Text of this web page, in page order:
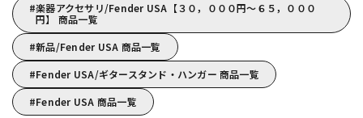
楽器アクセサリ/Fender USA【３０，０００円～６５，０００
円】 商品一覧
新品/Fender USA 商品一覧
Fender USA/ギタースタンド・ハンガー 商品一覧
Fender USA 商品一覧